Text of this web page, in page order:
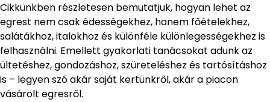
Cikkünkben részletesen bemutatjuk, hogyan lehet az
egrest nem csak édességekhez, hanem főételekhez,
salátákhoz, italokhoz és különféle különlegességekhez is
felhasználni. Emellett gyakorlati tanácsokat adunk az
ültetéshez, gondozáshoz, szüreteléshez és tartósításhoz
is – legyen szó akár saját kertünkről, akár a piacon
vásárolt egresről.